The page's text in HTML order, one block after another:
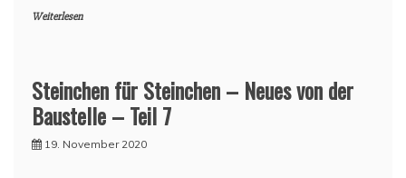
Weiterlesen
Steinchen für Steinchen – Neues von der
Baustelle – Teil 7
19. November 2020